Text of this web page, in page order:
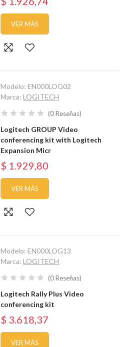
VER MÁS
Modelo:EN000LOG02
Marca:LOGITECH
(0Reseñas)
Logitech GROUP Video
conferencing kit with Logitech
Expansion Micr
$ 1.929,80
VER MÁS
Modelo:EN000LOG13
Marca:LOGITECH
(0Reseñas)
Logitech Rally Plus Video
conferencing kit
$ 3.618,37
VER MÁS